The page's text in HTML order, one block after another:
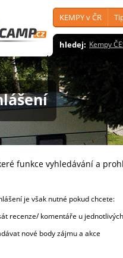
KEMPY v ČR
hledej: Kempy
funkce vyhledávání a
je však nutné pokud chcete:
komentáře u jednotlivých
nové body zájmu a akce